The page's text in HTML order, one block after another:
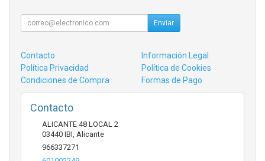
Enviar
Contacto
Información Legal
Política Privacidad
Política de Cookies
Condiciones de Compra
Formas de Pago
Contacto
ALICANTE 48 LOCAL 2
03440 IBI Alicante
966337271